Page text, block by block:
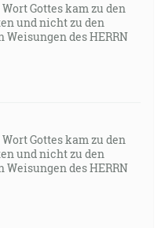
Gottes kam zu den
und nicht zu den
des HERRN
Gottes kam zu den
und nicht zu den
des HERRN